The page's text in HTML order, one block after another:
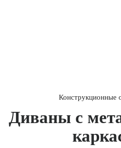
Конструкционные
Диваны с